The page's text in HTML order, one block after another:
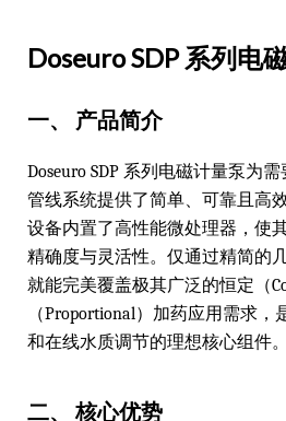
Doseuro SDP 系列电
一、 产品简介
Doseuro SDP 系列电磁计量泵为
管线系统提供了简单、可靠且高
设备内置了高性能微处理器，使
精确度与灵活性。仅通过精简的
就能完美覆盖极其广泛的恒定（
（Proportional）加药应用需求
和在线水质调节的理想核心组件。
二、 核心优势